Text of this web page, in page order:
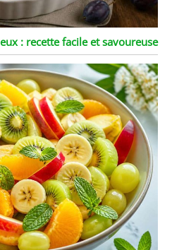
: recette facile et savoureuse